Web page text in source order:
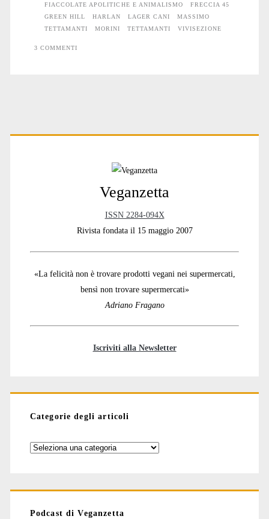
e
animalismo
FIACCOLATE APOLITICHE E ANIMALISMO
FRECCIA 45
GREEN HILL
HARLAN LAGER CANI
MASSIMO
TETTAMANTI
MORINI TETTAMANTI VIVISEZIONE
3 COMMENTI
Primary
Veganzetta
ISSN 2284-094X
Rivista fondata il 15 maggio 2007
«La felicità non è trovare prodotti vegani nei supermercati,
bensì non trovare supermercati»
Adriano Fragano
Iscriviti alla Newsletter
Categorie degli articoli
Categorie
Podcast di Veganzetta